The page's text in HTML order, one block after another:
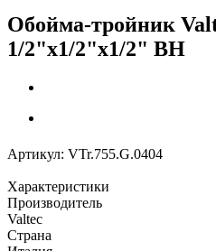
Обойма-тройник
1/2"х1/2"х1/2" ВН
Артикул: VTr.755.G.0404
Характеристики
Производитель
Valtec
Страна